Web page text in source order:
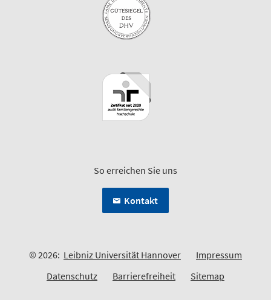
So erreichen Sie uns
Kontakt
© 2026: Leibniz Universität Hannover
Impressum
Datenschutz
Barrierefreiheit Sitemap